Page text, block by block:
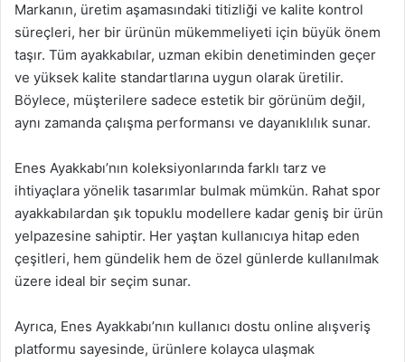
Markanın, üretim aşamasındaki titizliği ve kalite kontrol
süreçleri, her bir ürünün mükemmeliyeti için büyük önem
taşır. Tüm ayakkabılar, uzman ekibin denetiminden geçer
ve yüksek kalite standartlarına uygun olarak üretilir.
Böylece, müşterilere sadece estetik bir görünüm değil,
aynı zamanda çalışma performansı ve dayanıklılık sunar.
Enes Ayakkabı’nın koleksiyonlarında farklı tarz ve
ihtiyaçlara yönelik tasarımlar bulmak mümkün. Rahat spor
ayakkabılardan şık topuklu modellere kadar geniş bir ürün
yelpazesine sahiptir. Her yaştan kullanıcıya hitap eden
çeşitleri, hem gündelik hem de özel günlerde kullanılmak
üzere ideal bir seçim sunar.
Ayrıca, Enes Ayakkabı’nın kullanıcı dostu online alışveriş
platformu sayesinde, ürünlere kolayca ulaşmak